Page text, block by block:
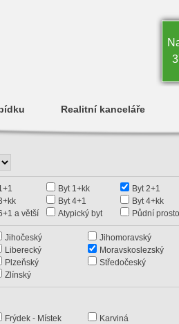
Realitní kanceláře
Byt 1+kk Byt 2+1
Byt 4+1 Byt 4+kk
a větší Atypický byt Půdní
Jihočeský Jihomoravský
Liberecký Moravskoslezský
Plzeňský Středočeský
Zlínský
Frýdek - Místek Karviná